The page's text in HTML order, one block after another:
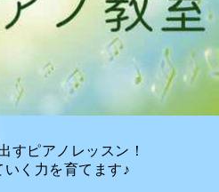
すピアノレッスン！
いく力を育てます♪